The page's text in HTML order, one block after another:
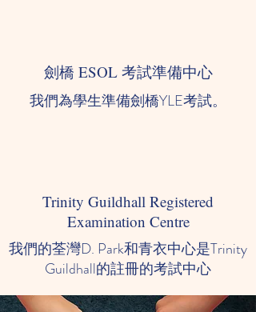
2022 年 1 月 21 日
看看我們的Kidsmart在線教學有多吸引？讓
劍橋 ESOL 考試準備中心
我們為學生準備劍橋YLE考試。
Trinity Guildhall Registered
Examination Centre
我們的荃灣D. Park和青衣中心是Trinity
Guildhall的註冊的考試中心